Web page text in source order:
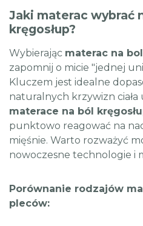
Jaki materac wybrać
kręgosłup?
Wybierając materac na
zapomnij o micie "jednej
Kluczem jest idealne
naturalnych krzywizn
materace na ból
punktowo reagować na
mięśnie. Warto rozważyć
nowoczesne technologie i
Porównanie rodzajów
pleców: